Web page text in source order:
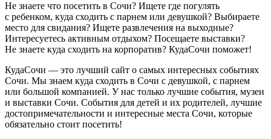
Не знаете что посетить в Сочи? Ищете где погулять
с ребенком, куда сходить с парнем или девушкой? Выбираете
место для свидания? Ищете развлечения на выходные?
Интересуетесь активным отдыхом? Посещаете выставки?
Не знаете куда сходить на корпоратив? КудаСочи поможет!
КудаСочи — это лучший сайт о самых интересных событиях
Сочи. Мы знаем куда сходить в Сочи с девушкой, с парнем
или большой компанией. У нас только лучшие события, музеи
и выставки Сочи. События для детей и их родителей, лучшие
достопримечательности и интересные места Сочи, которые
обязательно стоит посетить!